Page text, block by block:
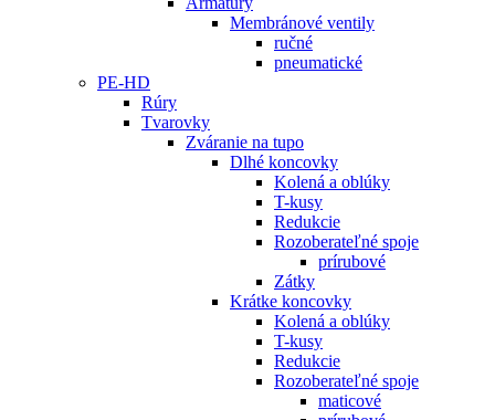
Membránové ventily
ručné
pneumatické
PE-HD
Rúry
Tvarovky
Zváranie na tupo
Dlhé koncovky
Kolená a oblúky
T-kusy
Redukcie
Rozoberateľné spoje
prírubové
Zátky
Krátke koncovky
Kolená a oblúky
T-kusy
Redukcie
Rozoberateľné spoje
maticové